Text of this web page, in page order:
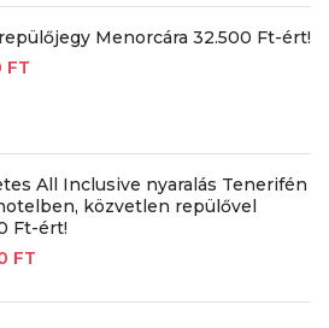
Menorcára 32.500 Ft-ért!
FT
All Inclusive nyaralás Tenerifén
közvetlen repülővel
Ft-ért!
FT